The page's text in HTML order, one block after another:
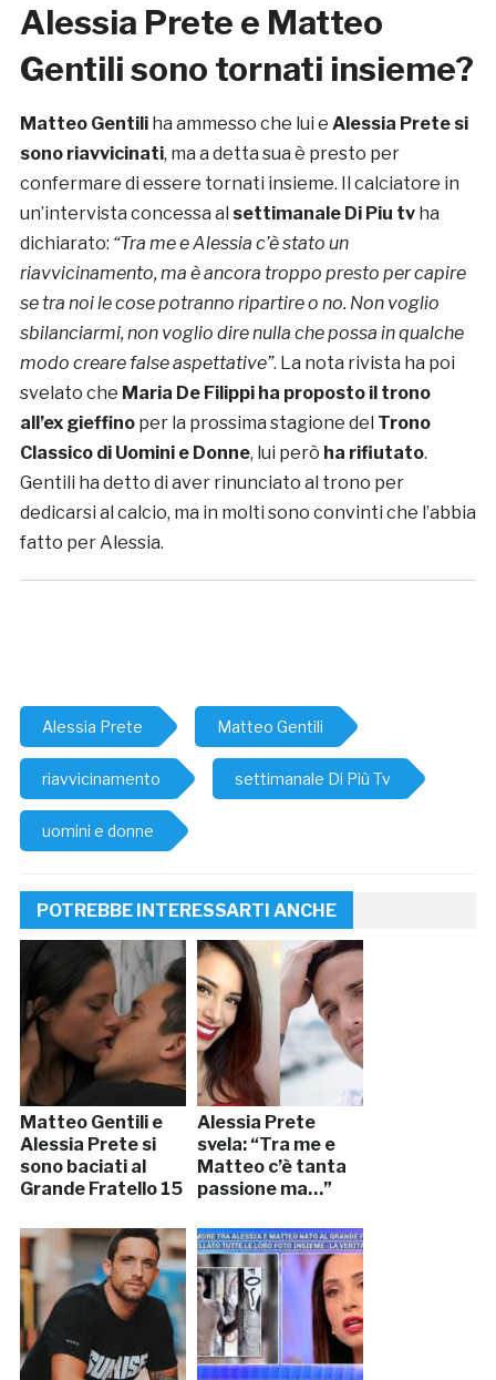
Alessia Prete e Matteo
Gentili sono tornati insieme?
Matteo Gentili ha ammesso che lui e Alessia Prete si
sono riavvicinati, ma a detta sua è presto per
confermare di essere tornati insieme. Il calciatore in
un’intervista concessa al settimanale Di Piu tvha
dichiarato: “Tra me e Alessia c’è stato un
riavvicinamento, ma è ancora troppo presto per capire
se tra noi le cose potranno ripartire o no. Non voglio
sbilanciarmi, non voglio dire nulla che possa in qualche
modo creare false aspettative”. La nota rivista ha poi
svelato che Maria De Filippi ha proposto il trono
all’ex gieffinoper la prossima stagione del Trono
Classico di Uomini e Donne, lui però ha rifiutato.
Gentili ha detto di aver rinunciato al trono per
dedicarsi al calcio, ma in molti sono convinti che l’abbia
fatto per Alessia.
Alessia Prete Matteo Gentili
riavvicinamento settimanale Di Più Tv
uomini e donne
POTREBBE INTERESSARTI ANCHE
Matteo Gentili e
Alessia Prete si
sono baciati al
Grande Fratello 15
Alessia Prete
svela: “Tra me e
Matteo c’è tanta
passione ma…”